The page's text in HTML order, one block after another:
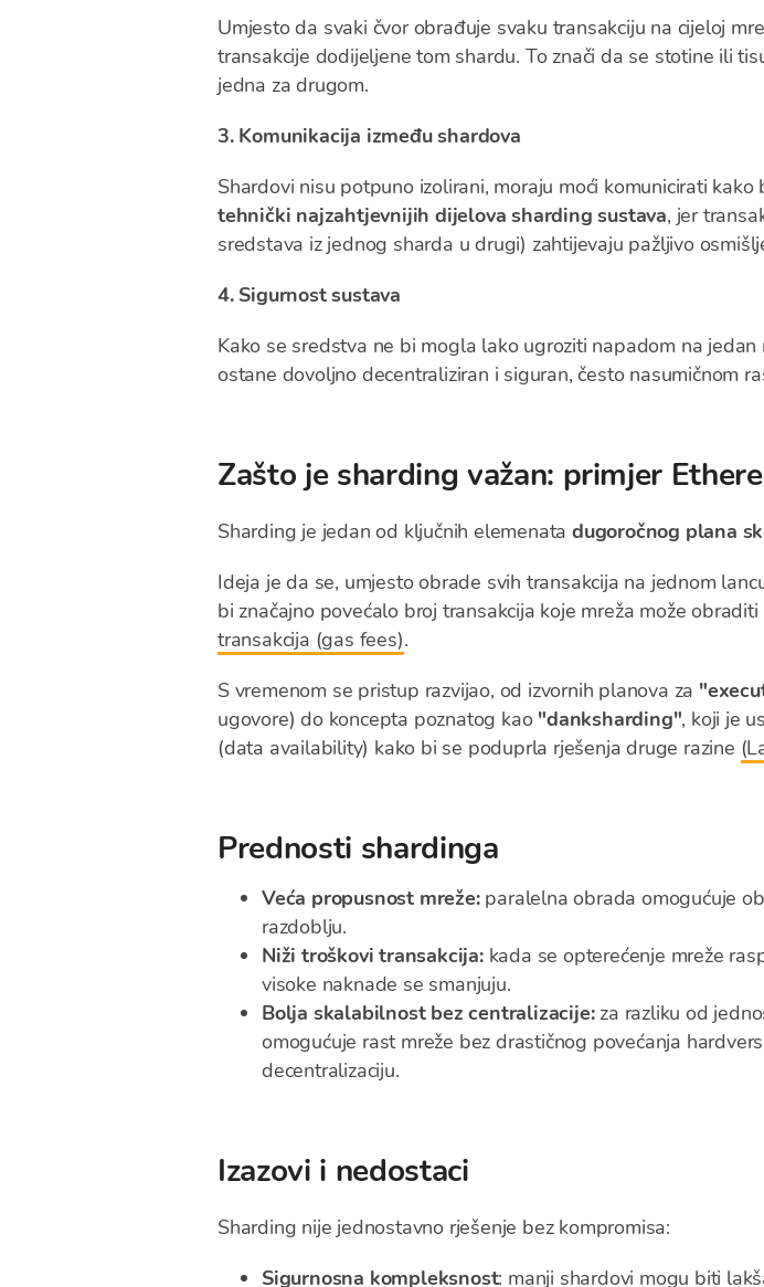
Umjesto da svaki čvor obrađuje svaku transakciju na cijeloj
transakcije dodijeljene tom shardu. To znači da se stotine ili
jedna za drugom.
3. Komunikacija između shardova
Shardovi nisu potpuno izolirani, moraju moći komunicirati
tehnički najzahtjevnijih dijelova sharding sustava, jer
sredstava iz jednog sharda u drugi) zahtijevaju pažljivo
4. Sigurnost sustava
Kako se sredstva ne bi mogla lako ugroziti napadom na
ostane dovoljno decentraliziran i siguran, često nasumičnom
Zašto je sharding važan: primjer
Sharding je jedan od ključnih elemenata dugoročnog plana
Ideja je da se, umjesto obrade svih transakcija na jednom
bi značajno povećalo broj transakcija koje mreža može
transakcija (gas fees).
S vremenom se pristup razvijao, od izvornih planova za
ugovore) do koncepta poznatog kao "danksharding", koji je
(data availability) kako bi se poduprla rješenja druge razine
Prednosti shardinga
Veća propusnost mreže:paralelna obrada omogućuje
razdoblju.
Niži troškovi transakcija:kada se opterećenje mreže
visoke naknade se smanjuju.
Bolja skalabilnost bez centralizacije:za razliku od
omogućuje rast mreže bez drastičnog povećanja
decentralizaciju.
Izazovi i nedostaci
Sharding nije jednostavno rješenje bez kompromisa:
Sigurnosna kompleksnost: manji shardovi mogu biti